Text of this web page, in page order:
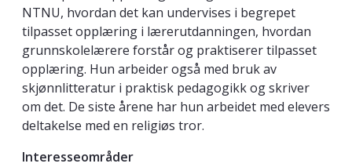
NTNU, hvordan det kan undervises i begrepet
tilpasset opplæring i lærerutdanningen, hvordan
grunnskolelærere forstår og praktiserer tilpasset
opplæring. Hun arbeider også med bruk av
skjønnlitteratur i praktisk pedagogikk og skriver
om det. De siste årene har hun arbeidet med elevers
deltakelse med en religiøs tror.
Interesseområder